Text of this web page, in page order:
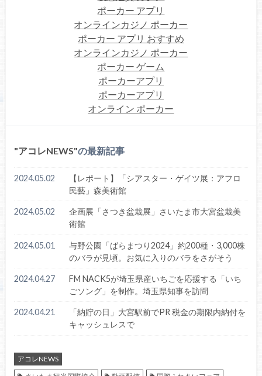
ポーカー アプリ
オンラインカジノ ポーカー
ポーカー アプリ おすすめ
オンラインカジノ ポーカー
ポーカー ゲーム
ポーカーアプリ
ポーカーアプリ
オンライン ポーカー
アコレNEWS の最新記事
2024.05.02
【レポート】「シアスター・ゲイツ展：アフロ
民藝」森美術館
2024.05.02
企画展「さつき盆栽展」さいたま市大宮盆栽美
術館
2024.05.01
与野公園「ばらまつり2024」約200種・3,000株
のバラが見頃。お気に入りのバラをさがそう
2024.04.27
FM NACK5が埼玉県産いちごを応援する「いち
ごソング」を制作。埼玉県知事を訪問
2024.04.21
「納貯の日」大宮駅前でPR 税金の期限内納付を
キャッシュレスで
アコレNEWS